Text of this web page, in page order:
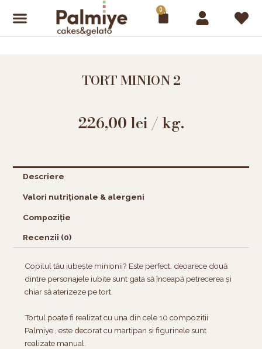
0
Cart
TORT MINION 2
226,00 lei/ kg.
Descriere
Valori nutriționale & alergeni
Compoziție
Recenzii (0)
Copilul tău iubește minionii? Este perfect, deoarece două
dintre personajele iubite sunt gata să înceapă petrecerea și
chiar să aterizeze pe tort.
Tortul poate fi realizat cu una din cele 10 compozitii
Palmiye , este decorat cu martipan si figurinele sunt
realizate manual.